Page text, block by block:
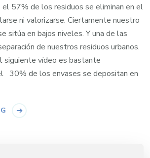
57% de los residuos se eliminan en el
ni valorizarse. Ciertamente nuestro
sitúa en bajos niveles. Y una de las
de nuestros residuos urbanos.
siguiente vídeo es bastante
30% de los envases se depositan en